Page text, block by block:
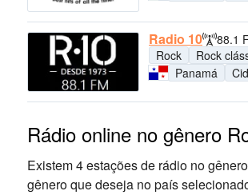
Radio 10
88.1
Rock
Rock
Panamá
Rádio online no gênero
Existem 4 estações de rádio no
gênero que deseja no país